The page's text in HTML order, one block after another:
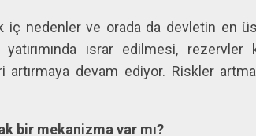
iç nedenler ve orada da devletin en
ısrar edilmesi, rezervler
devam ediyor. Riskler
bir mekanizma var mı?